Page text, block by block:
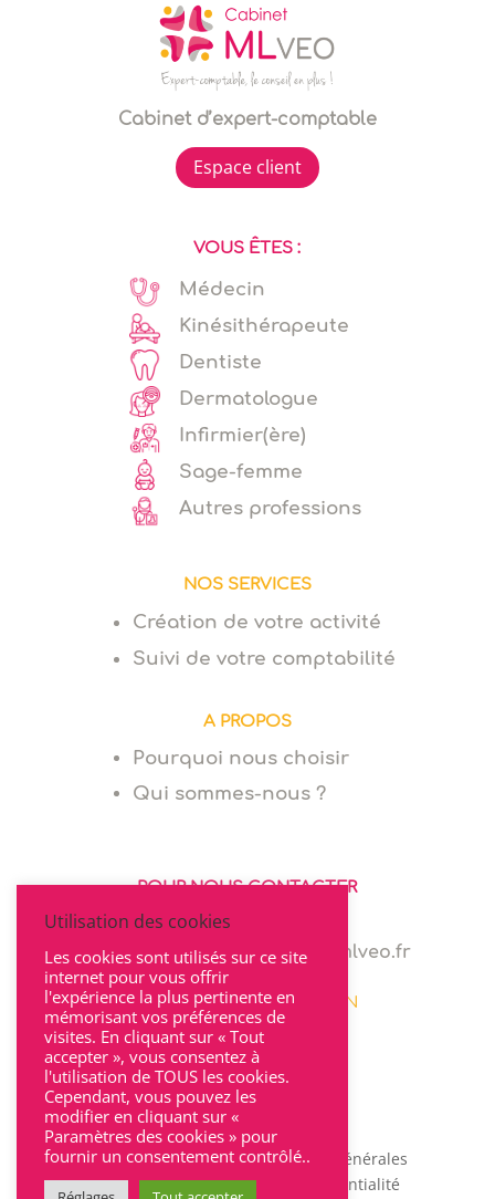
Cabinet d’expert-comptable
Espace client
VOUS ÊTES :
Médecin
Kinésithérapeute
Dentiste
Dermatologue
Infirmier(ère)
Sage-femme
Autres professions
NOS SERVICES
Création de votre activité
Suivi de votre comptabilité
A PROPOS
Pourquoi nous choisir
Qui sommes-nous ?
POUR NOUS CONTACTER
06 64 94 03 68
marie.levionnois@cabinet-mlveo.fr
22 rue Seguin 69002 LYON
Mentions légales|Conditions Générales
d’Utilisation|Charte de confidentialité
Utilisation des cookies
Les cookies sont utilisés sur ce site
internet pour vous offrir
l'expérience la plus pertinente en
mémorisant vos préférences de
visites. En cliquant sur « Tout
accepter », vous consentez à
l'utilisation de TOUS les cookies.
Cependant, vous pouvez les
modifier en cliquant sur «
Paramètres des cookies » pour
fournir un consentement contrôlé..